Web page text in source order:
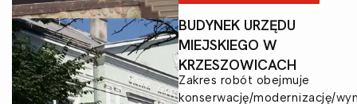
BUDYNEK URZĘDU
MIEJSKIEGO W
KRZESZOWICACH
Zakres robót obejmuje
konserwację/modernizację/